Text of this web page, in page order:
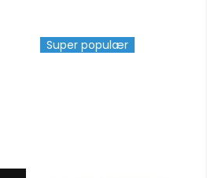
Super populær